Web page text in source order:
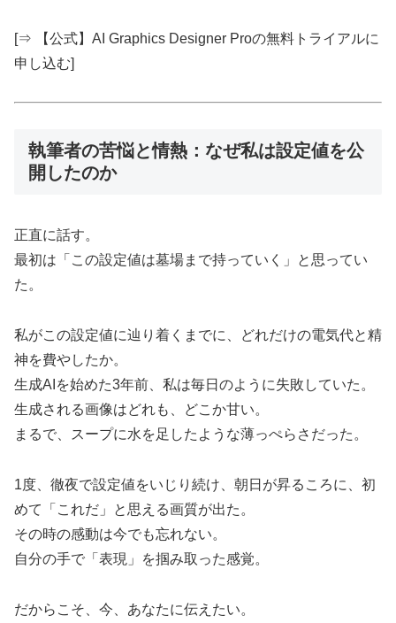
[⇒ 【公式】AI Graphics Designer Proの無料トライアルに
申し込む]
執筆者の苦悩と情熱：なぜ私は設定値を公
開したのか
正直に話す。
最初は「この設定値は墓場まで持っていく」と思ってい
た。
私がこの設定値に辿り着くまでに、どれだけの電気代と精
神を費やしたか。
生成AIを始めた3年前、私は毎日のように失敗していた。
生成される画像はどれも、どこか甘い。
まるで、スープに水を足したような薄っぺらさだった。
1度、徹夜で設定値をいじり続け、朝日が昇るころに、初
めて「これだ」と思える画質が出た。
その時の感動は今でも忘れない。
自分の手で「表現」を掴み取った感覚。
だからこそ、今、あなたに伝えたい。